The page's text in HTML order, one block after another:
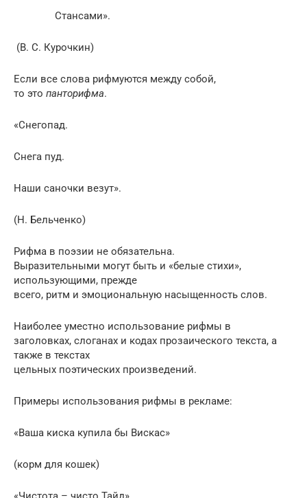
Стансами».
(В. С. Курочкин)
Если все слова рифмуются между собой,
то это панторифма.
«Снегопад.
Снега пуд.
Наши саночки везут».
(Н. Бельченко)
Рифма в поэзии не обязательна.
Выразительными могут быть и «белые стихи»,
использующими, прежде
всего, ритм и эмоциональную насыщенность слов.
Наиболее уместно использование рифмы в
заголовках, слоганах и кодах прозаического текста, а
также в текстах
цельных поэтических произведений.
Примеры использования рифмы в рекламе:
«Ваша киска купила бы Вискас»
(корм для кошек)